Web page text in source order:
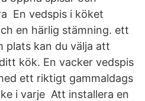
En vedspis i köket
en härlig stämning. ett
kan du välja att
kök. En vacker vedspis
ett riktigt gammaldags
i varje Att installera en